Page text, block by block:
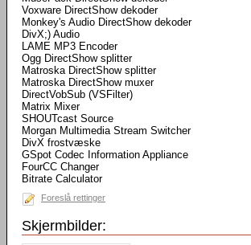
Voxware DirectShow dekoder
Monkey's Audio DirectShow dekoder
DivX;) Audio
LAME MP3 Encoder
Ogg DirectShow splitter
Matroska DirectShow splitter
Matroska DirectShow muxer
DirectVobSub (VSFilter)
Matrix Mixer
SHOUTcast Source
Morgan Multimedia Stream Switcher
DivX frostvæske
GSpot Codec Information Appliance
FourCC Changer
Bitrate Calculator
Foreslå rettinger
Skjermbilder: